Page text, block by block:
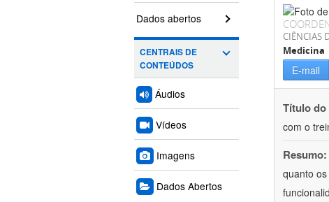
Dados abertos
CENTRAIS DE
CONTEÚDOS
Áudios
Vídeos
Imagens
Dados Abertos
CIÊNCIAS
Medicina
E-mail
Título
com o
Resumo:
quanto